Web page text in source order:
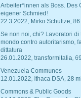
Arbeiter*innen als Boss. Des
eigener Schmied!
22.3.2022, Mirko Schultze, 86
Se non noi, chi? Lavoratori di
mondo contro autoritarismo,
dittatura
26.01.2022, transformitalia,
Venezuela Communes
12.01.2022, Ithaca DSA, 28
Commons & Public Goods